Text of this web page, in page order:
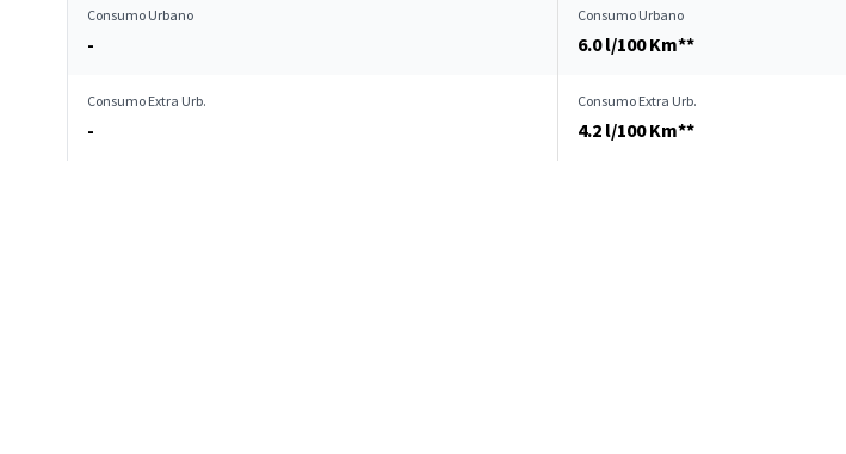
Consumo Urbano
-
Consumo Urbano
6.0 l/100 Km**
Consumo Extra Urb.
-
Consumo Extra Urb.
4.2 l/100 Km**